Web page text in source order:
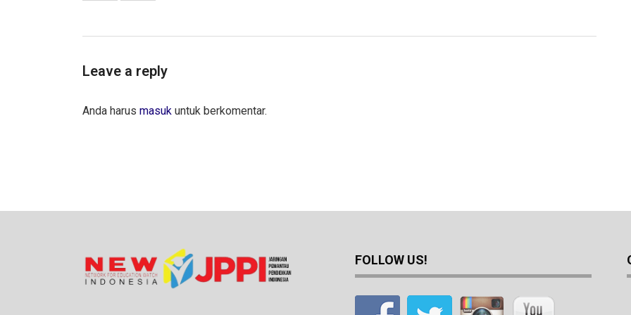
Leave a reply
Anda harus masuk untuk berkomentar.
FOLLOW US!